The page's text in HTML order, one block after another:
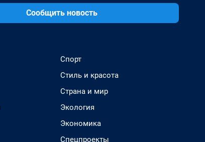
Сообщить новость
Спорт
Стиль и красота
Страна и мир
Экология
Экономика
Спецпроекты